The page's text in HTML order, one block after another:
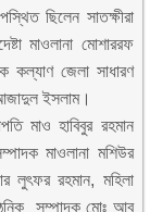
ছিলেন সাতক্ষীরা
মাওলানা মোশাররফ
কল্যাণ জেলা সাধারণ
ইসলাম।
মাও হাবিবুর রহমান
মাওলানা মশিউর
লুৎফর রহমান, মহিলা
সম্পাদক মোঃ আবু